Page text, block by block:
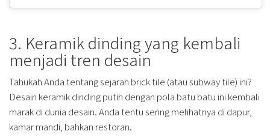
3. Keramik dinding yang kembali
menjadi tren desain
Tahukah Anda tentang sejarah brick tile (atau subway tile) ini?
Desain keramik dinding putih dengan pola batu batu ini kembali
marak di dunia desain. Anda tentu sering melihatnya di dapur,
kamar mandi, bahkan restoran.